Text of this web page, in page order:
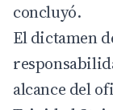
concluyó.
El dictamen
alcance del